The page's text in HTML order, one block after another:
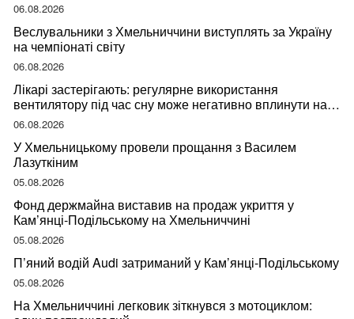
06.08.2026
Веслувальники з Хмельниччини виступлять за Україну
на чемпіонаті світу
06.08.2026
Лікарі застерігають: регулярне використання
вентилятору під час сну може негативно вплинути на
ваше здоров’я
06.08.2026
У Хмельницькому провели прощання з Василем
Лазуткіним
05.08.2026
Фонд держмайна виставив на продаж укриття у
Кам’янці-Подільському на Хмельниччині
05.08.2026
П’яний водій Audi затриманий у Кам’янці-Подільському
05.08.2026
На Хмельниччині легковик зіткнувся з мотоциклом: